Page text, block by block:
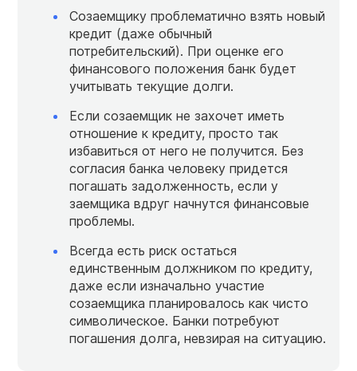
Созаемщику проблематично взять новый
кредит (даже обычный
потребительский). При оценке его
финансового положения банк будет
учитывать текущие долги.
Если созаемщик не захочет иметь
отношение к кредиту, просто так
избавиться от него не получится. Без
согласия банка человеку придется
погашать задолженность, если у
заемщика вдруг начнутся финансовые
проблемы.
Всегда есть риск остаться
единственным должником по кредиту,
даже если изначально участие
созаемщика планировалось как чисто
символическое. Банки потребуют
погашения долга, невзирая на ситуацию.